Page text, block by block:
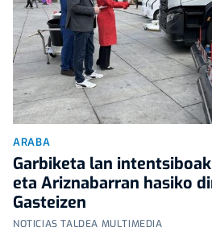
ARABA
Garbiketa lan
eta Ariznabarran hasiko
Gasteizen
NOTICIAS TALDEA MULTIMEDIA